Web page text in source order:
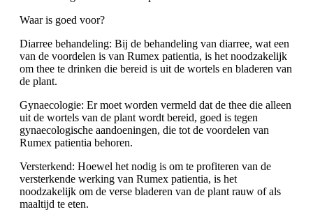
Waar is goed voor?
Diarree behandeling: Bij de behandeling van diarree, wat een
van de voordelen is van Rumex patientia, is het noodzakelijk
om thee te drinken die bereid is uit de wortels en bladeren van
de plant.
Gynaecologie: Er moet worden vermeld dat de thee die alleen
uit de wortels van de plant wordt bereid, goed is tegen
gynaecologische aandoeningen, die tot de voordelen van
Rumex patientia behoren.
Versterkend: Hoewel het nodig is om te profiteren van de
versterkende werking van Rumex patientia, is het
noodzakelijk om de verse bladeren van de plant rauw of als
maaltijd te eten.